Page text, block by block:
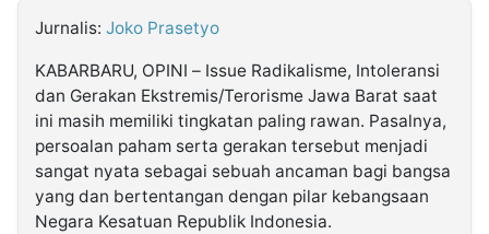
Kabarbaru.co
2026
Jurnalis: Joko Prasetyo
KABARBARU, OPINI – Issue Radikalisme, Intoleransi
dan Gerakan Ekstremis/Terorisme Jawa Barat saat
ini masih memiliki tingkatan paling rawan. Pasalnya,
persoalan paham serta gerakan tersebut menjadi
sangat nyata sebagai sebuah ancaman bagi bangsa
yang dan bertentangan dengan pilar kebangsaan
Negara Kesatuan Republik Indonesia.